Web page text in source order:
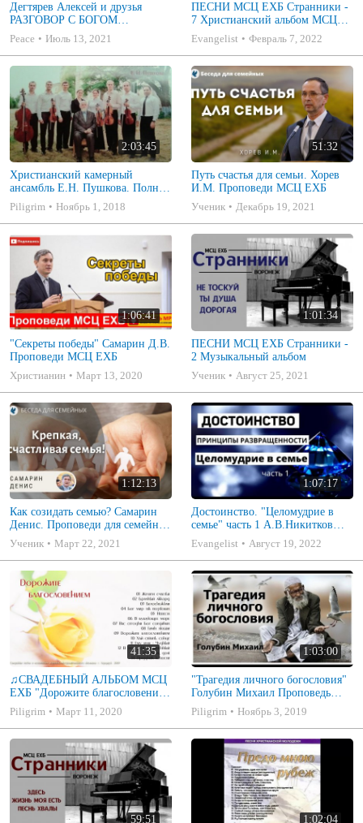
Дегтярев Алексей и друзья
РАЗГОВОР С БОГОМ
Христианские песни МСЦ ЕХБ
2021 (7я)
Peace Июль 13, 2021
ПЕСНИ МСЦ ЕХБ Странники -
7 Христианский альбом МСЦ
ЕХБ
Evangelist Февраль 7, 2022
2:03:45
Христианский камерный
ансамбль Е.Н. Пушкова. Полное
собрание
Piligrim Ноябрь 1, 2018
51:32
Путь счастья для семьи. Хорев
И.М. Проповеди МСЦ ЕХБ
Ученик
Декабрь 19, 2021
1:06:41
"Секреты победы" Самарин Д.В.
Проповеди МСЦ ЕХБ
Христианин
Март 13, 2020
1:01:34
ПЕСНИ МСЦ ЕХБ Странники -
2 Музыкальный альбом
Ученик
Август 25, 2021
1:12:13
Как созидать семью? Самарин
Денис. Проповеди для семейных
МСЦ ЕХБ
Ученик Март 22, 2021
1:07:17
Достоинство. "Целомудрие в
семье" часть 1 А.В.Никитков
Беседа для семейных МСЦ ЕХБ
Evangelist Август 19, 2022
41:35
♫СВАДЕБНЫЙ АЛЬБОМ МСЦ
ЕХБ "Дорожите благословением
- Христианские песни.
Музыкальный диск. Псалмы
Piligrim Март 11, 2020
1:03:00
"Трагедия личного богословия"
Голубин Михаил Проповедь
2019
Piligrim Ноябрь 3, 2019
59:51 1:02:04